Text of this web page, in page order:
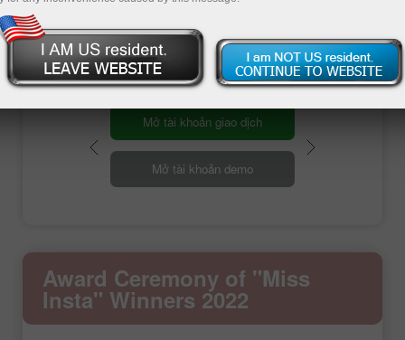
Mở tài khoản giao dịch
Mở tài khoản demo
Award Ceremony of "Miss
Insta" Winners 2022